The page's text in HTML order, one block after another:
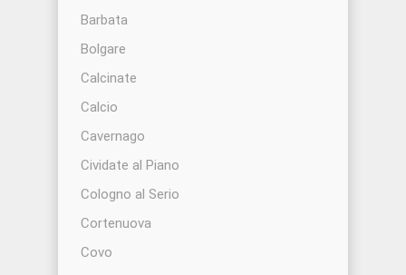
Barbata
Bolgare
Calcinate
Calcio
Cavernago
Cividate al Piano
Cologno al Serio
Cortenuova
Covo